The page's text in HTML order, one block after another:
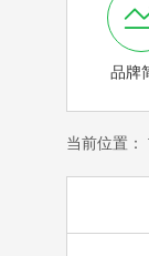
品牌
当前位置：